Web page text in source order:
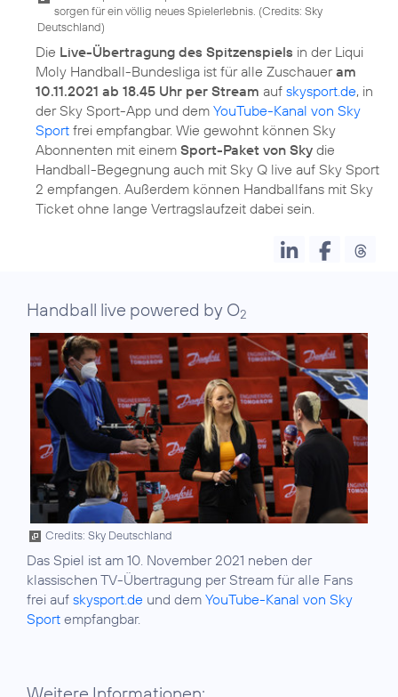
sorgen für ein völlig neues Spielerlebnis. (Credits: Sky
Deutschland)
Die Live-Übertragung des Spitzenspiels in der Liqui
Moly Handball-Bundesliga ist für alle Zuschaueram
10.11.2021 ab 18.45 Uhr per Stream auf skysport.de, in
der Sky Sport-App und dem YouTube-Kanal von Sky
Sport frei empfangbar. Wie gewohnt können Sky
Abonnenten mit einem Sport-Paket von Sky die
Handball-Begegnung auch mit Sky Q live auf Sky Sport
2 empfangen. Außerdem können Handballfans mit Sky
Ticket ohne lange Vertragslaufzeit dabei sein.
Handball live powered by O2
Credits: Sky Deutschland
Das Spiel ist am 10. November 2021 neben der
klassischen TV-Übertragung per Stream für alle Fans
frei auf skysport.de und dem YouTube-Kanal von Sky
Sport empfangbar.